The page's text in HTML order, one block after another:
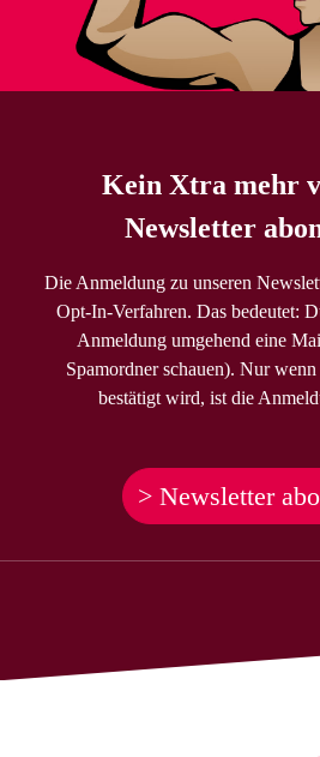
Kein Xtra mehr
Newsletter
Die Anmeldung zu unseren
Opt-In-Verfahren. Das bedeutet:
Anmeldung umgehend eine
Spamordner schauen). Nur
bestätigt wird, ist die
> Newsletter